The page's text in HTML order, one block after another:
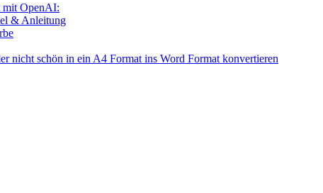
mit OpenAI:
& Anleitung
nicht schön in ein A4 Format ins Word Format konvertieren